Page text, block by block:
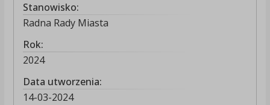
Stanowisko:
Radna Rady Miasta
Rok:
2024
Data utworzenia:
14-03-2024